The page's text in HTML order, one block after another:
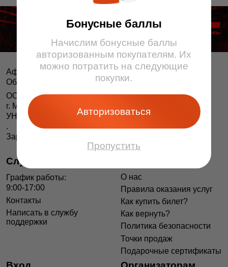
Бонусные баллы
Начислим бонусные баллы
авторизованным покупателям. Их
можно потратить на следующие
покупки.
Авторизоваться
Пропустить
Афіша і білеты BezKassira.by ©
Облачная система продажи билетов, 2013 — 2026
ООО «БЕЗКАССИРА БАЙ» Республика Беларусь
г. Минск, ул. Короля, 9, оф. 1
УНП 193615562
.
Зарегистрирован в Торговом реестре РБ 04.06.2014 г.
Служба поддержки
График работы:
9:00-17:00
Контакты
Написать в службу
поддержки
О нас
Правила оказания услуг
Как купить билет?
Как вернуть?
Политика безопасности
Точки продаж
Подарочные сертификаты